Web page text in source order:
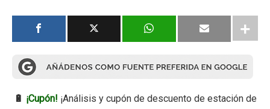
🔋 ¡Cupón! ¡Análisis y cupón de descuento de estación de